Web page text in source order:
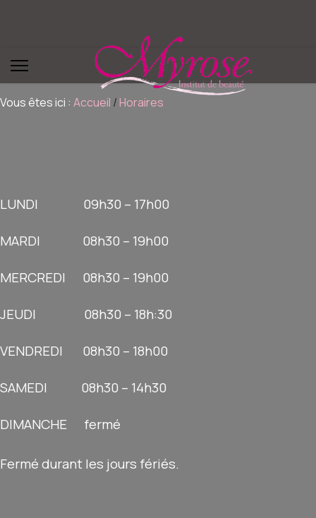
Vous êtes ici : Accueil /Horaires
LUNDI 09h30 – 17h00
MARDI 08h30 – 19h00
MERCREDI 08h30 – 19h00
​JEUDI 08h30 – 18h:30
​VENDREDI 08h30 – 18h00
SAMEDI 08h30 – 14h30
DIMANCHE fermé
Fermé durant les jours fériés.